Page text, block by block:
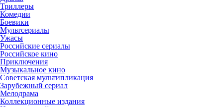
Триллеры
Комедии
Боевики
Мультсериалы
Ужасы
Российские сериалы
Российское кино
Приключения
Музыкальное кино
Советская мультипликация
Зарубежный сериал
Мелодрама
Коллекционные издания